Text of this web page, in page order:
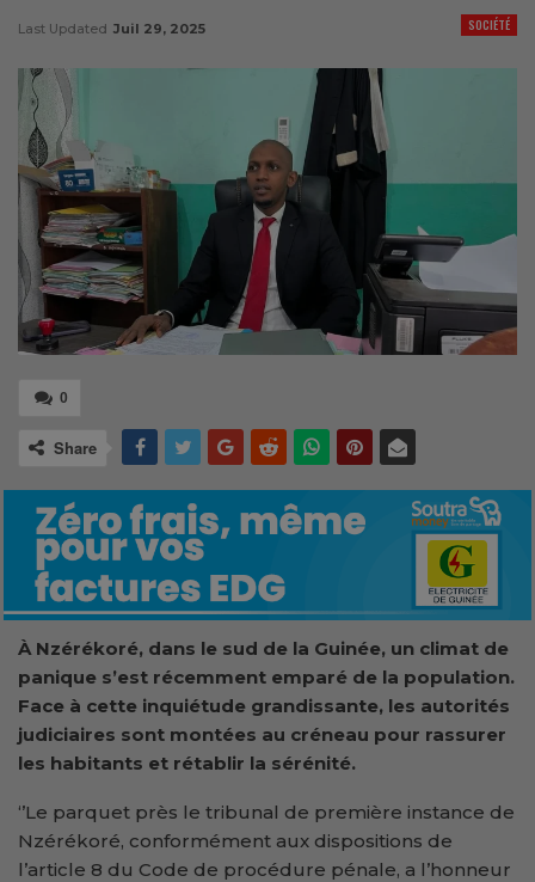
SOCIÉTÉ
Last Updated Juil 29, 2025
0
Share
À Nzérékoré, dans le sud de la Guinée, un climat de
panique s’est récemment emparé de la population.
Face à cette inquiétude grandissante, les autorités
judiciaires sont montées au créneau pour rassurer
les habitants et rétablir la sérénité.
‘’Le parquet près le tribunal de première instance de
Nzérékoré, conformément aux dispositions de
l’article 8 du Code de procédure pénale, a l’honneur